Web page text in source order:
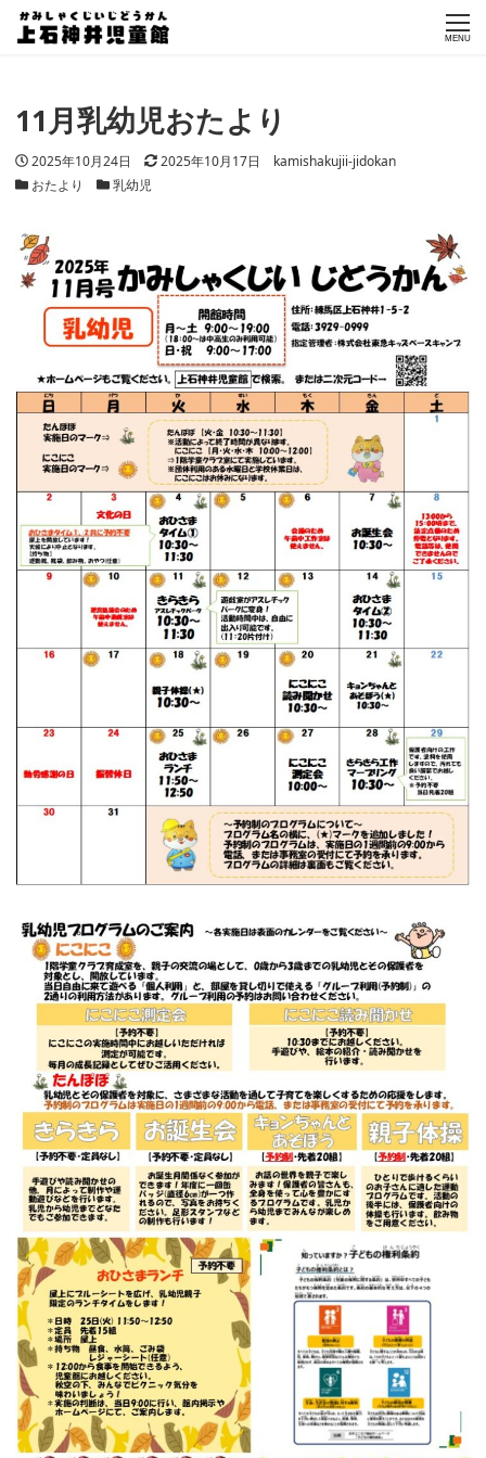
MENU
11月乳幼児おたより
投稿日
2025年10月24日 更新日
2025年10月17日 著者
kamishakujii-jidokan
カテゴリー
おたより カテゴリー
乳幼児